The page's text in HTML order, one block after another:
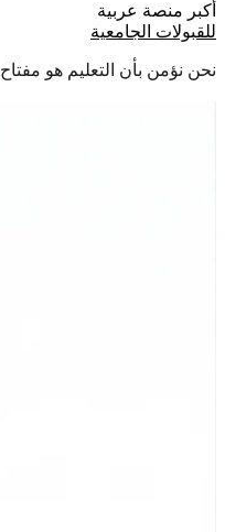
أكبر منصة عربية
للقبولات الجامعية
نحن نؤمن بأن التعليم هو